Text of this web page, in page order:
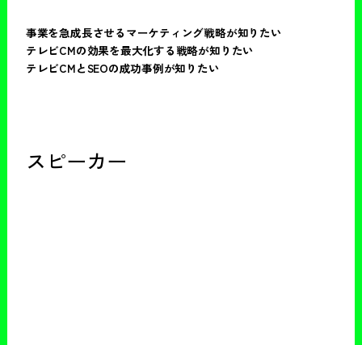
事業を急成長させるマーケティング戦略が知りたい
テレビCMの効果を最大化する戦略が知りたい
テレビCMとSEOの成功事例が知りたい
スピーカー